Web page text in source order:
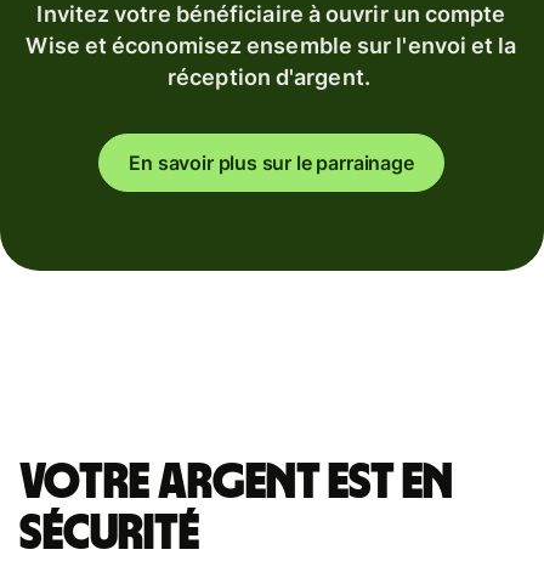
Invitez votre bénéficiaire à ouvrir un compte
Wise et économisez ensemble sur l'envoi et la
réception d'argent.
En savoir plus sur le parrainage
Votre argent est en
sécurité